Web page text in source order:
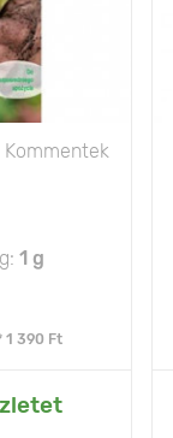
Kommentek
1 g
1 390 Ft